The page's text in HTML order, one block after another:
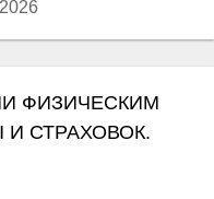
ФИЗИЧЕСКИМ
СТРАХОВОК.